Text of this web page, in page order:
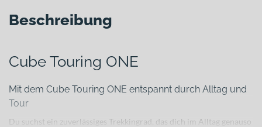
Beschreibung
Cube Touring ONE
Mit dem Cube Touring ONE entspannt durch Alltag und
Tour
Du suchst ein zuverlässiges Trekkingrad, das dich im Alltag genauso